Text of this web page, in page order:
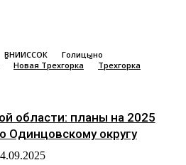
ВНИИССОК
Голицыно
Новая Трехгорка Трехгорка
области: планы на 2025
Одинцовскому округу